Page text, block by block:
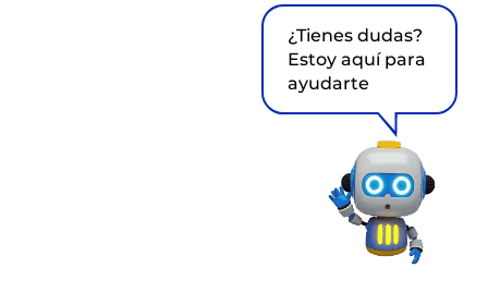
¿Tienes dudas?
Estoy aquí para
ayudarte